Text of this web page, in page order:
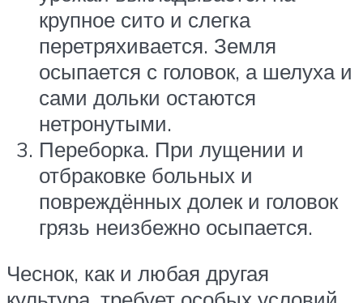
крупное сито и слегка
перетряхивается. Земля
осыпается с головок, а шелуха и
сами дольки остаются
нетронутыми.
Переборка. При лущении и
отбраковке больных и
повреждённых долек и головок
грязь неизбежно осыпается.
Чеснок, как и любая другая